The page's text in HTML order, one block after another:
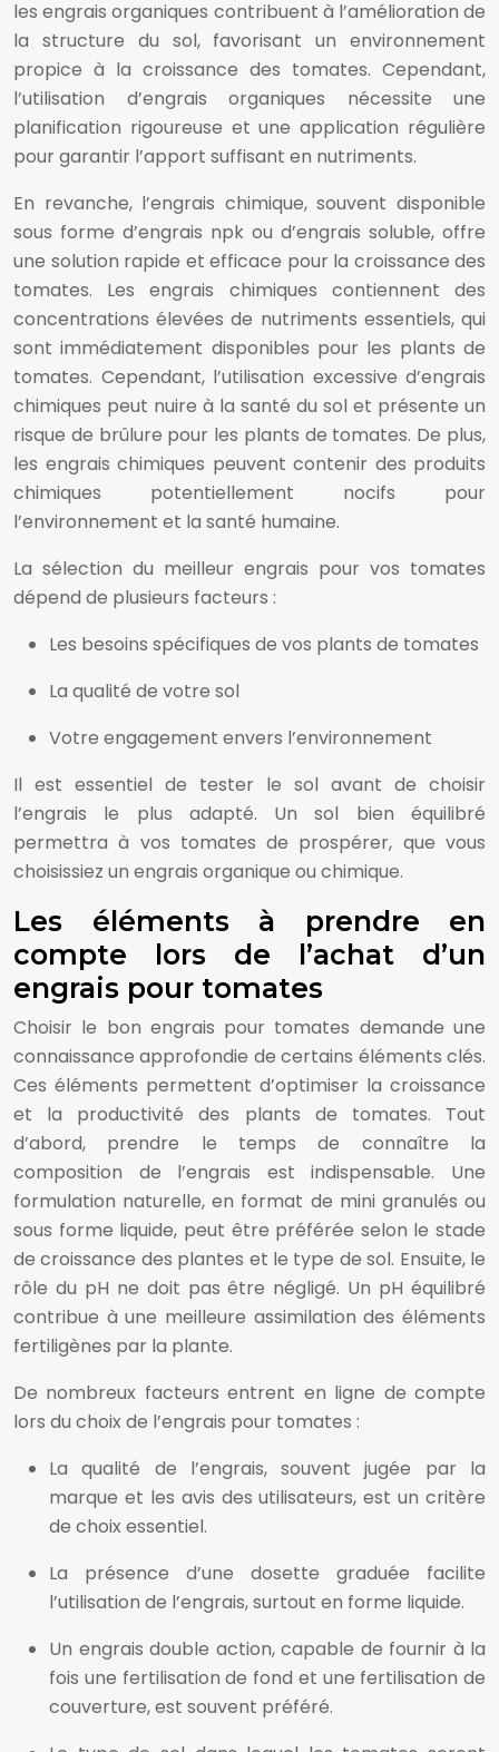
les engrais organiques contribuent à l’amélioration de
la structure du sol, favorisant un environnement
propice à la croissance des tomates. Cependant,
l’utilisation d’engrais organiques nécessite une
planification rigoureuse et une application régulière
pour garantir l’apport suffisant en nutriments.
En revanche, l’engrais chimique, souvent disponible
sous forme d’engrais npk ou d’engrais soluble, offre
une solution rapide et efficace pour la croissance des
tomates. Les engrais chimiques contiennent des
concentrations élevées de nutriments essentiels, qui
sont immédiatement disponibles pour les plants de
tomates. Cependant, l’utilisation excessive d’engrais
chimiques peut nuire à la santé du sol et présente un
risque de brûlure pour les plants de tomates. De plus,
les engrais chimiques peuvent contenir des produits
chimiques potentiellement nocifs pour
l’environnement et la santé humaine.
La sélection du meilleur engrais pour vos tomates
dépend de plusieurs facteurs :
Les besoins spécifiques de vos plants de tomates
La qualité de votre sol
Votre engagement envers l’environnement
Il est essentiel de tester le sol avant de choisir
l’engrais le plus adapté. Un sol bien équilibré
permettra à vos tomates de prospérer, que vous
choisissiez un engrais organique ou chimique.
Les éléments à prendre en
compte lors de l’achat d’un
engrais pour tomates
Choisir le bon engrais pour tomates demande une
connaissance approfondie de certains éléments clés.
Ces éléments permettent d’optimiser la croissance
et la productivité des plants de tomates. Tout
d’abord, prendre le temps de connaître la
composition de l’engrais est indispensable. Une
formulation naturelle, en format de mini granulés ou
sous forme liquide, peut être préférée selon le stade
de croissance des plantes et le type de sol. Ensuite, le
rôle du pH ne doit pas être négligé. Un pH équilibré
contribue à une meilleure assimilation des éléments
fertiligènes par la plante.
De nombreux facteurs entrent en ligne de compte
lors du choix de l’engrais pour tomates :
La qualité de l’engrais, souvent jugée par la
marque et les avis des utilisateurs, est un critère
de choix essentiel.
La présence d’une dosette graduée facilite
l’utilisation de l’engrais, surtout en forme liquide.
Un engrais double action, capable de fournir à la
fois une fertilisation de fond et une fertilisation de
couverture, est souvent préféré.